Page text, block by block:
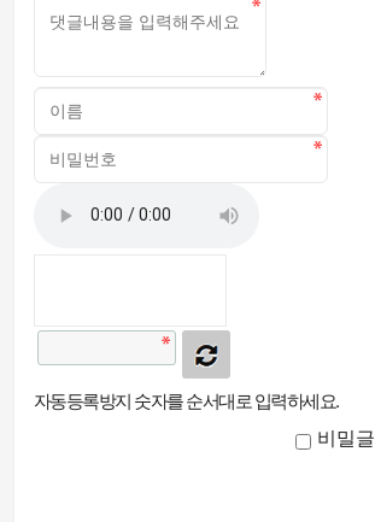
자동등록방지 숫자를 순서대로 입력하세요.
비밀글